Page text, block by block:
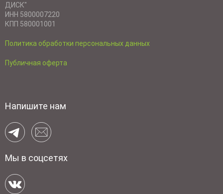
ДИСК"
ИНН 5800007220
КПП 580001001
Политика обработки персональных данных
Публичная оферта
Напишите нам
Мы в соцсетях